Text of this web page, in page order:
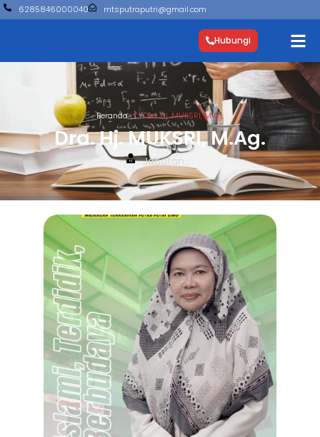
6285846000040 mtsputraputri@gmail.com
Hubungi
Beranda Dra. Hj. MUKSRI, M.Ag.
Dra. Hj. MUKSRI, M.Ag.
Jabatan : .